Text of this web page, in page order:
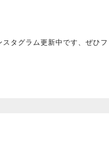
タグラム更新中です、ぜひ